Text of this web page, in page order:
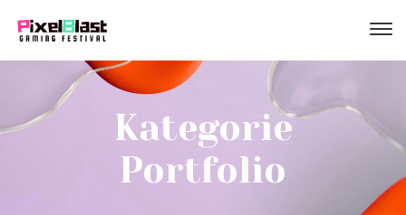
Kategorie
Portfolio